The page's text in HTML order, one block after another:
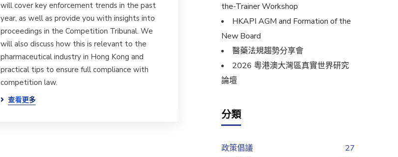
will cover key enforcement trends in the past
year, as well as provide you with insights into
proceedings in the Competition Tribunal. We
will also discuss how this is relevant to the
pharmaceutical industry in Hong Kong and
practical tips to ensure full compliance with
competition law.
查看更多
the-Trainer Workshop
HKAPI AGM and Formation of the
New Board
醫藥法規趨勢分享會
2026 粵港澳大灣區真實世界研究
論壇
分類
政策倡議
27